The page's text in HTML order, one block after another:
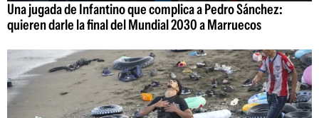
Una jugada de Infantino que complica a Pedro Sánchez:
quieren darle la final del Mundial 2030 a Marruecos